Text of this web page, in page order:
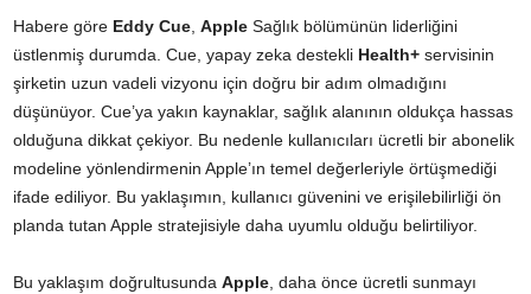
Habere göre Eddy Cue, Apple Sağlık bölümünün liderliğini
üstlenmiş durumda. Cue, yapay zeka destekli Health+ servisinin
şirketin uzun vadeli vizyonu için doğru bir adım olmadığını
düşünüyor. Cue’ya yakın kaynaklar, sağlık alanının oldukça hassas
olduğuna dikkat çekiyor. Bu nedenle kullanıcıları ücretli bir abonelik
modeline yönlendirmenin Apple’ın temel değerleriyle örtüşmediği
ifade ediliyor. Bu yaklaşımın, kullanıcı güvenini ve erişilebilirliği ön
planda tutan Apple stratejisiyle daha uyumlu olduğu belirtiliyor.
Bu yaklaşım doğrultusunda Apple, daha önce ücretli sunmayı